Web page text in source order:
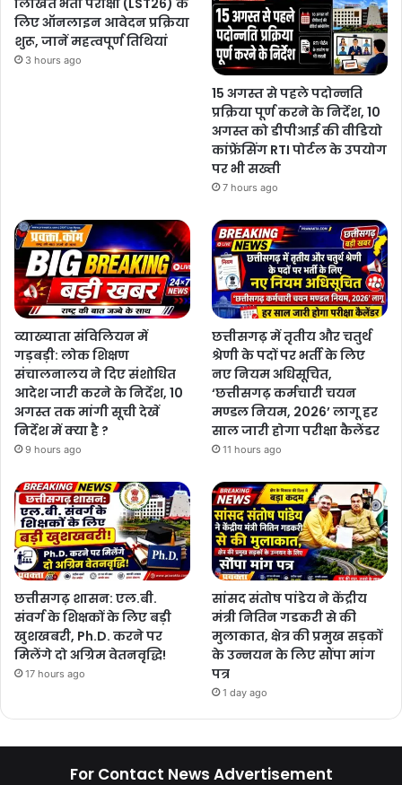
लिखित भर्ती परीक्षा (LST26) के
लिए ऑनलाइन आवेदन प्रक्रिया
शुरू, जानें महत्वपूर्ण तिथियां
3 hours ago
15 अगस्त से पहले पदोन्नति
प्रक्रिया पूर्ण करने के निर्देश, 10
अगस्त को डीपीआई की वीडियो
कांफ्रेंसिंग RTI पोर्टल के उपयोग
पर भी सख्ती
7 hours ago
​
व्याख्याता संविलियन में
गड़बड़ी: लोक शिक्षण
संचालनालय ने दिए संशोधित
आदेश जारी करने के निर्देश, 10
अगस्त तक मांगी सूची देखें
निर्देश में क्या है ?
9 hours ago
छत्तीसगढ़ में तृतीय और चतुर्थ
श्रेणी के पदों पर भर्ती के लिए
नए नियम अधिसूचित,
‘छत्तीसगढ़ कर्मचारी चयन
मण्डल नियम, 2026’ लागू हर
साल जारी होगा परीक्षा कैलेंडर
11 hours ago
छत्तीसगढ़ शासन: एल.बी.
संवर्ग के शिक्षकों के लिए बड़ी
खुशखबरी, Ph.D. करने पर
मिलेंगे दो अग्रिम वेतनवृद्धि!
17 hours ago
सांसद संतोष पांडेय ने केंद्रीय
मंत्री नितिन गडकरी से की
मुलाकात, क्षेत्र की प्रमुख सड़कों
के उन्नयन के लिए सौंपा मांग
पत्र
1 day ago
For Contact News Advertisement